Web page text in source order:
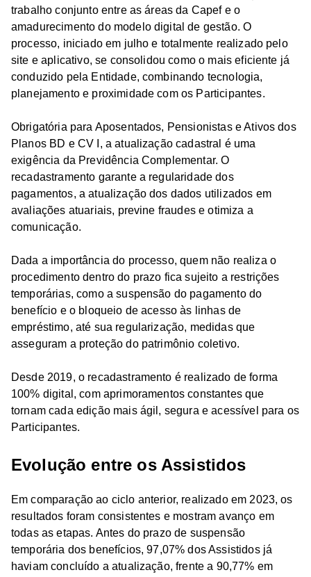
trabalho conjunto entre as áreas da Capef e o
amadurecimento do modelo digital de gestão. O
processo, iniciado em julho e totalmente realizado pelo
site e aplicativo, se consolidou como o mais eficiente já
conduzido pela Entidade, combinando tecnologia,
planejamento e proximidade com os Participantes.
Obrigatória para Aposentados, Pensionistas e Ativos dos
Planos BD e CV I, a atualização cadastral é uma
exigência da Previdência Complementar. O
recadastramento garante a regularidade dos
pagamentos, a atualização dos dados utilizados em
avaliações atuariais, previne fraudes e otimiza a
comunicação.
Dada a importância do processo, quem não realiza o
procedimento dentro do prazo fica sujeito a restrições
temporárias, como a suspensão do pagamento do
benefício e o bloqueio de acesso às linhas de
empréstimo, até sua regularização, medidas que
asseguram a proteção do patrimônio coletivo.
Desde 2019, o recadastramento é realizado de forma
100% digital, com aprimoramentos constantes que
tornam cada edição mais ágil, segura e acessível para os
Participantes.
Evolução entre os Assistidos
Em comparação ao ciclo anterior, realizado em 2023, os
resultados foram consistentes e mostram avanço em
todas as etapas. Antes do prazo de suspensão
temporária dos benefícios, 97,07% dos Assistidos já
haviam concluído a atualização, frente a 90,77% em